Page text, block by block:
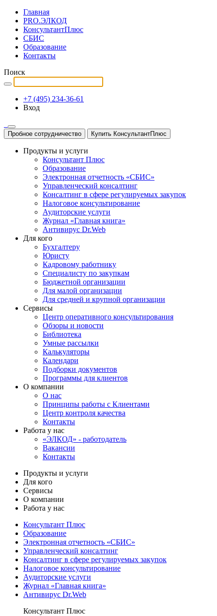
Главная
PRO.ЭЛКОД
КонсультантПлюс
СБИС
Образование
Контакты
Поиск
+7 (495) 234-36-61
Вход
Пробное сотрудничество Купить КонсультантПлюс
Продукты и услуги
Консультант Плюс
Образование
Электронная отчетность «СБИС»
Управленческий консалтинг
Консалтинг в сфере регулируемых закупок
Налоговое консультирование
Аудиторские услуги
Журнал «Главная книга»
Антивирус Dr.Web
Для кого
Бухгалтеру
Юристу
Кадровому работнику
Специалисту по закупкам
Бюджетной организации
Для малой организации
Для средней и крупной организации
Сервисы
Центр оперативного консультирования
Обзоры и новости
Библиотека
Умные рассылки
Калькуляторы
Календари
Подборки документов
Программы для клиентов
О компании
О нас
Принципы работы с Клиентами
Центр контроля качества
Контакты
Работа у нас
«ЭЛКОД» - работодатель
Вакансии
Контакты
Продукты и услуги
Для кого
Сервисы
О компании
Работа у нас
Консультант Плюс
Образование
Электронная отчетность «СБИС»
Управленческий консалтинг
Консалтинг в сфере регулируемых закупок
Налоговое консультирование
Аудиторские услуги
Журнал «Главная книга»
Антивирус Dr.Web
Консультант Плюс